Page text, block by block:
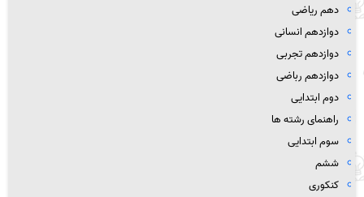
دهم ریاضی
دوازدهم انسانی
دوازدهم تجربی
دوازدهم رباضی
دوم ابتدایی
راهنمای رشته ها
سوم ابتدایی
ششم
کنکوری